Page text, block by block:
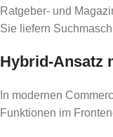
Ratgeber- und
Sie liefern
Hybrid-Ansatz
In modernen
Funktionen im